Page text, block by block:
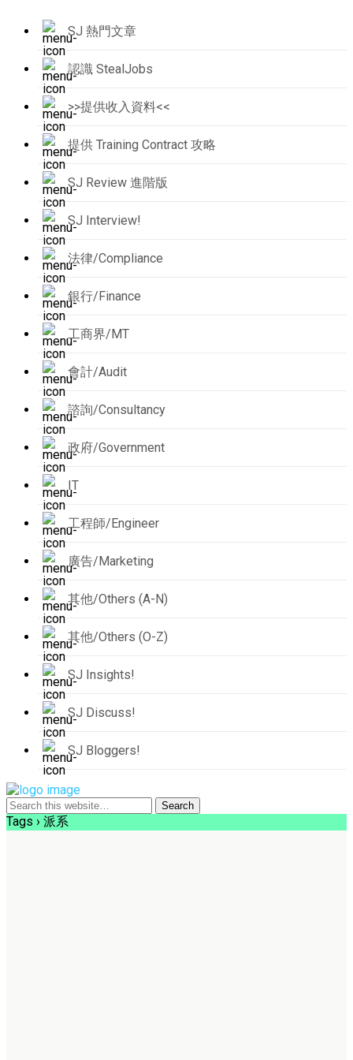
SJ 熱門文章
認識 StealJobs
>>提供收入資料<<
提供 Training Contract 攻略
SJ Review 進階版
SJ Interview!
法律/Compliance
銀行/Finance
工商界/MT
會計/Audit
諮詢/Consultancy
政府/Government
IT
工程師/Engineer
廣告/Marketing
其他/Others (A-N)
其他/Others (O-Z)
SJ Insights!
SJ Discuss!
SJ Bloggers!
Tags › 派系